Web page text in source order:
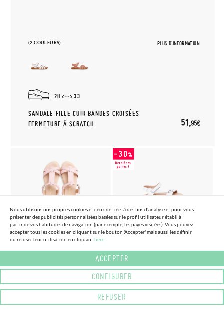
(2 COULEURS) PLUS D'INFORMATION
28 33
SANDALE FILLE CUIR BANDES CROISÉES
FERMETURE À SCRATCH
51,95€
(3 COULEURS) (TAILLE 27 - 39)
SANDALES EN CUIR SOUPLE
(-15%)
(3 COULEURS) (TAILLE 22 - 32)
SANDALES BAREFOOT CUIR
37,
Nous utilisons nos propres cookies et ceux de tiers à des fins d'analyse et pour vous
présenter des publicités personnalisées basées sur le profil utilisateur établi à
partir de vos habitudes de navigation (par exemple, les pages visitées). Vous pouvez
accepter tous les cookies en cliquant sur le bouton 'Accepter' mais aussi les définir
ou refuser leur utilisation en cliquanthere.
ACCEPTER
CONFIGURER
REFUSER